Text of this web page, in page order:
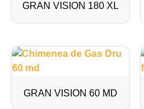
GRAN VISION 180 XL
GRAN VISION 60 MD